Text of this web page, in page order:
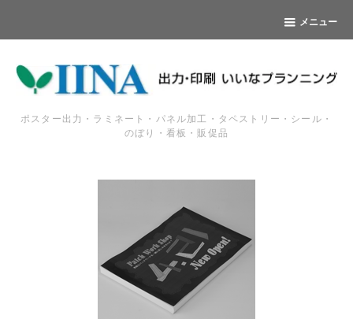
メニュー
ポスター出力・ラミネート・パネル加工・タペストリー・シール・
のぼり・看板・販促品